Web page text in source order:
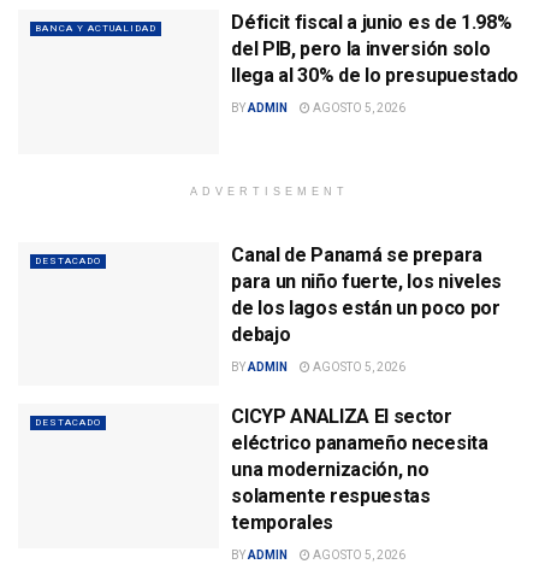
BANCA Y ACTUALIDAD
Déficit fiscal a junio es de 1.98%
del PIB, pero la inversión solo
llega al 30% de lo presupuestado
BYADMIN AGOSTO 5, 2026
ADVERTISEMENT
DESTACADO
Canal de Panamá se prepara
para un niño fuerte, los niveles
de los lagos están un poco por
debajo
BYADMIN AGOSTO 5, 2026
DESTACADO
CICYP ANALIZA El sector
eléctrico panameño necesita
una modernización, no
solamente respuestas
temporales
BYADMIN AGOSTO 5, 2026